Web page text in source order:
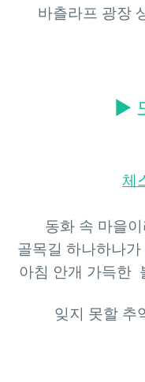
바츨라프 광장
▶
체
동화 속 마을
골목길 하나하나
아침 안개 가득한
잊지 못할 추